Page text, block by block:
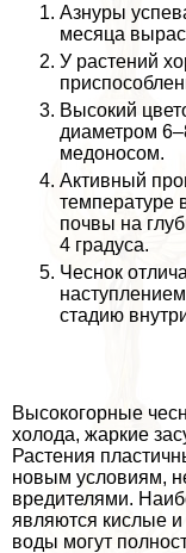
Азнуры
месяца
У растений
Высокий
диаметром
медоносом.
Активный
температуре
почвы на
4 градуса.
Чеснок
стадию
Высокогорные
холода, жаркие
Растения
новым условиям,
вредителями.
являются кислые
воды могут